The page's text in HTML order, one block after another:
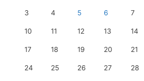
3 4 5 6 7
10 11 12 13 14
17 18 19 20 21
24 25 26 27 28